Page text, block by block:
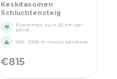
Keskitasoinen
Schluchtensteig
Enemmän kuin 20 km per
päivä
500 - 1000 m nousu päivässä
€815